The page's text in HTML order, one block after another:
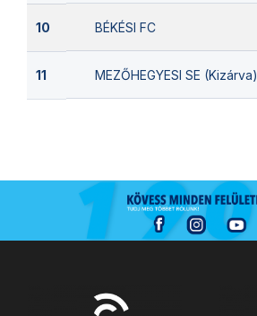
10 BÉKÉSI FC
11 MEZŐHEGYESI SE (Kizárva)